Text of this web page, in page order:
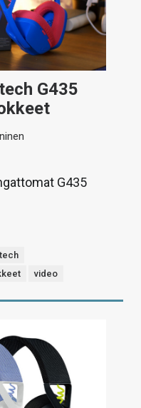
G435
G435
video